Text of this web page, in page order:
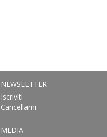
NEWSLETTER
Iscriviti
Cancellami
MEDIA